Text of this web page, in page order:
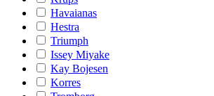
Havaianas
Hestra
Triumph
Issey Miyake
Kay Bojesen
Korres